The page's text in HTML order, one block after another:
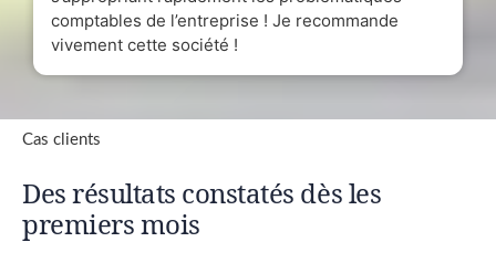
comptables de l’entreprise ! Je recommande
vivement cette société !
Cas clients
Des résultats constatés dès les
premiers mois